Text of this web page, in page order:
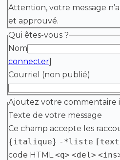
Attention, votre message
et approuvé.
Qui êtes-vous ?
Nom
connecter]
Courriel (non publié)
Ajoutez votre commentaire
Texte de votre message
Ce champ accepte les
{italique} -*liste
code HTML<q> <del>